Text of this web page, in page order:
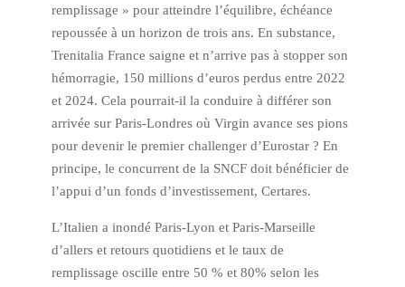
remplissage » pour atteindre l’équilibre, échéance
repoussée à un horizon de trois ans. En substance,
Trenitalia France saigne et n’arrive pas à stopper son
hémorragie, 150 millions d’euros perdus entre 2022
et 2024. Cela pourrait-il la conduire à différer son
arrivée sur Paris-Londres où Virgin avance ses pions
pour devenir le premier challenger d’Eurostar ? En
principe, le concurrent de la SNCF doit bénéficier de
l’appui d’un fonds d’investissement, Certares.
L’Italien a inondé Paris-Lyon et Paris-Marseille
d’allers et retours quotidiens et le taux de
remplissage oscille entre 50 % et 80% selon les